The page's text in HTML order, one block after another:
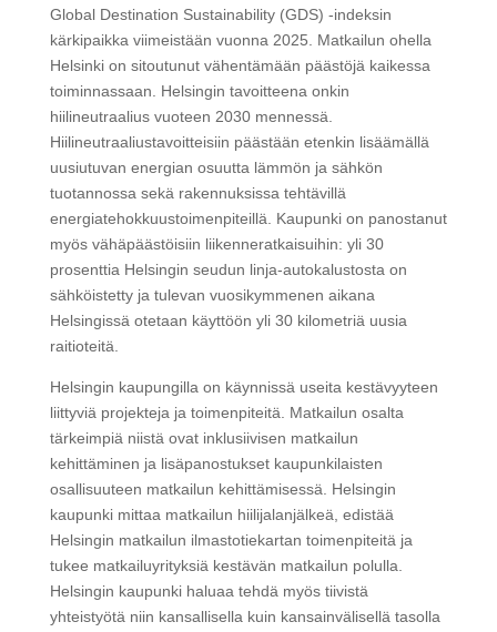
Global Destination Sustainability (GDS) -indeksin
kärkipaikka viimeistään vuonna 2025. Matkailun ohella
Helsinki on sitoutunut vähentämään päästöjä kaikessa
toiminnassaan. Helsingin tavoitteena onkin
hiilineutraalius vuoteen 2030 mennessä.
Hiilineutraaliustavoitteisiin päästään etenkin lisäämällä
uusiutuvan energian osuutta lämmön ja sähkön
tuotannossa sekä rakennuksissa tehtävillä
energiatehokkuustoimenpiteillä. Kaupunki on panostanut
myös vähäpäästöisiin liikenneratkaisuihin: yli 30
prosenttia Helsingin seudun linja-autokalustosta on
sähköistetty ja tulevan vuosikymmenen aikana
Helsingissä otetaan käyttöön yli 30 kilometriä uusia
raitioteitä.
Helsingin kaupungilla on käynnissä useita kestävyyteen
liittyviä projekteja ja toimenpiteitä. Matkailun osalta
tärkeimpiä niistä ovat inklusiivisen matkailun
kehittäminen ja lisäpanostukset kaupunkilaisten
osallisuuteen matkailun kehittämisessä. Helsingin
kaupunki mittaa matkailun hiilijalanjälkeä, edistää
Helsingin matkailun ilmastotiekartan toimenpiteitä ja
tukee matkailuyrityksiä kestävän matkailun polulla.
Helsingin kaupunki haluaa tehdä myös tiivistä
yhteistyötä niin kansallisella kuin kansainvälisellä tasolla